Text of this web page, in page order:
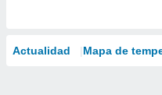
Actualidad Mapa de